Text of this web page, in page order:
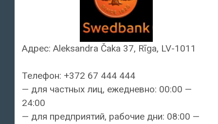
Адрес: Aleksandra Čaka 37, Rīga, LV-1011
Телефон: +372 67 444 444
— для частных лиц, ежедневно: 00:00 —
24:00
— для предприятий, рабочие дни: 08:00 —